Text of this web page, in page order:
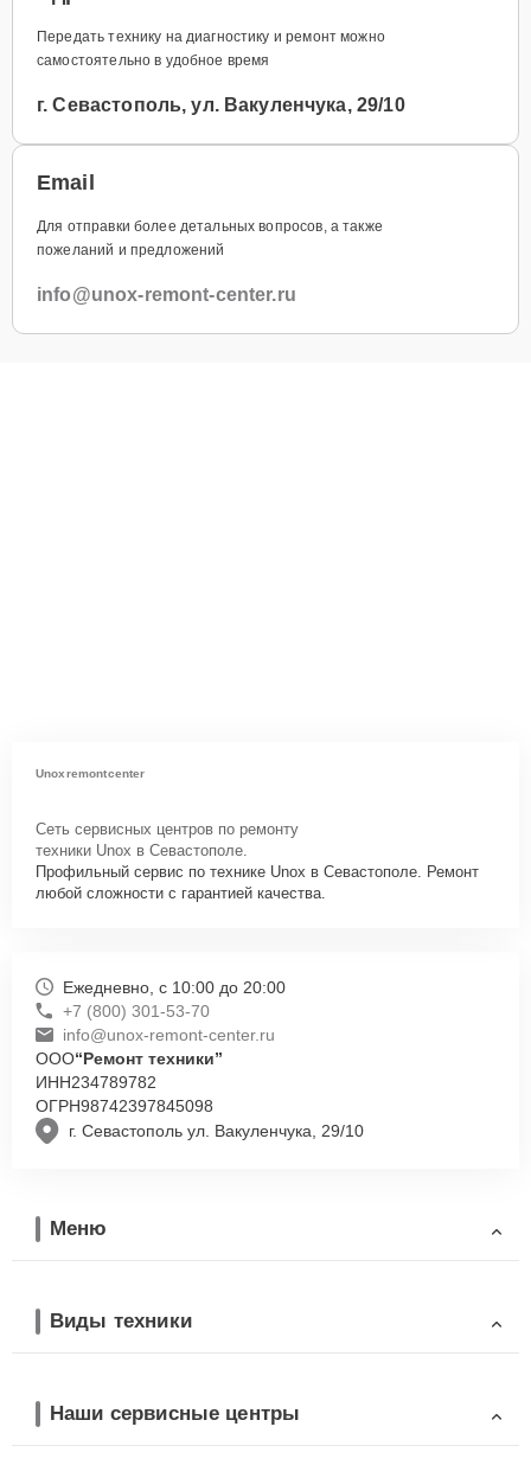
Передать технику на диагностику и ремонт можно
самостоятельно в удобное время
г. Севастополь, ул. Вакуленчука, 29/10
Email
Для отправки более детальных вопросов, а также
пожеланий и предложений
info@unox-remont-center.ru
Unoxremontcenter
Сеть сервисных центров по ремонту
техники Unox в Севастополе.
Профильный сервис по технике Unox в Севастополе. Ремонт
любой сложности с гарантией качества.
г. Севастополь ул. Вакуленчука, 29/10
Ежедневно, с 10:00 до 20:00
+7 (800) 301-53-70
info@unox-remont-center.ru
ООО“Ремонт техники”
ИНН234789782
ОГРН98742397845098
Меню
Виды техники
Наши сервисные центры